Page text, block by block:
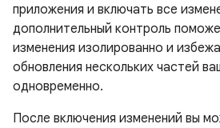
приложения и включать все
дополнительный контроль
изменения изолированно и
обновления нескольких частей
одновременно.
После включения изменений вы